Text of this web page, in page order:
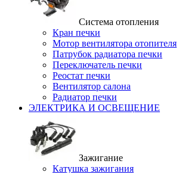
Система отопления
Кран печки
Мотор вентилятора отопителя
Патрубок радиатора печки
Переключатель печки
Реостат печки
Вентилятор салона
Радиатор печки
ЭЛЕКТРИКА И ОСВЕЩЕНИЕ
Зажигание
Катушка зажигания